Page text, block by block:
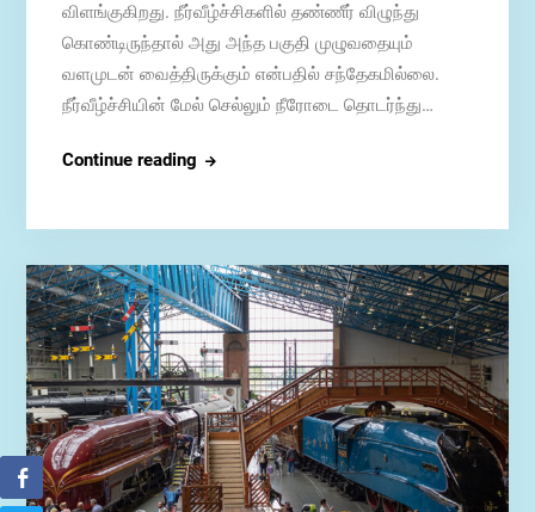
விளங்குகிறது. நீர்வீழ்ச்சிகளில் தண்ணீர் விழுந்து
கொண்டிருந்தால் அது அந்த பகுதி முழுவதையும்
வளமுடன் வைத்திருக்கும் என்பதில் சந்தேகமில்லை.
நீர்வீழ்ச்சியின் மேல் செல்லும் நீரோடை தொடர்ந்து…
Continue readingதிருச்சி
நீர்வீழ்ச்சி